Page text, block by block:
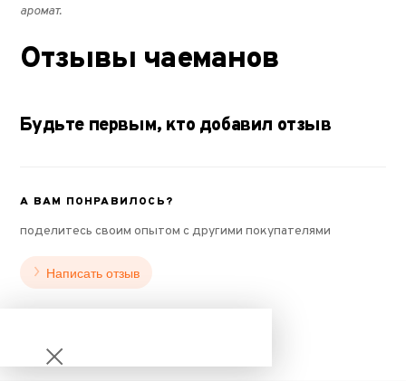
аромат.
Отзывы чаеманов
Будьте первым, кто добавил отзыв
А ВАМ ПОНРАВИЛОСЬ?
поделитесь своим опытом с другими покупателями
Написать отзыв